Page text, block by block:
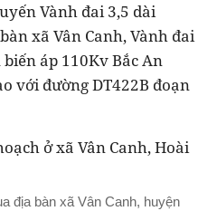
Vành đai 3,5 dài
xã Vân Canh, Vành đai
áp 110Kv Bắc An
với đường DT422B đoạn
địa bàn xã Vân Canh, huyện